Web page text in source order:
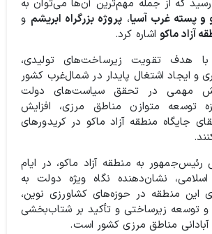
رسید که از جمله مهم‌ترین آن‌ها می‌توان به
و پسته غرب آسیا، پروژه بزرگراه ابریشم و
آزاد ماکواشاره کرد.
با هدف تقویت زیرساخت‌های تولیدی،
و ایجاد اشتغال پایدار در شمال‌غرب کشور
مهمی در تحقق سیاست‌های دولت
توسعه متوازن مناطق مرزی، افزایش
جایگاه منطقه آزاد ماکو در کریدورهای
رئیس‌جمهور به منطقه آزاد ماکو، در ایام
نشان‌دهنده نگاه ویژه دولت به
این منطقه در حوزه‌های کشاورزی نوین،
و توسعه زیرساختی و تأکید بر شتاب‌بخشی
مناطق مرزی کشور است.